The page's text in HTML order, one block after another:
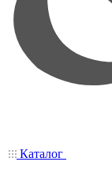
Каталог